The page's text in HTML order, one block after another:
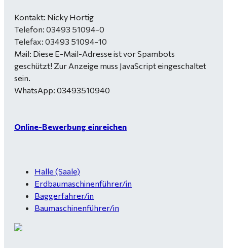
Kontakt: Nicky Hortig
Telefon: 03493 51094-0
Telefax: 03493 51094-10
Mail: Diese E-Mail-Adresse ist vor Spambots
geschützt! Zur Anzeige muss JavaScript eingeschaltet
sein.
WhatsApp: 03493510940
Online-Bewerbung einreichen
Halle (Saale)
Erdbaumaschinenführer/in
Baggerfahrer/in
Baumaschinenführer/in